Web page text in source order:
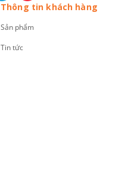
Thông tin khách hàng
Sản phẩm
Tin tức